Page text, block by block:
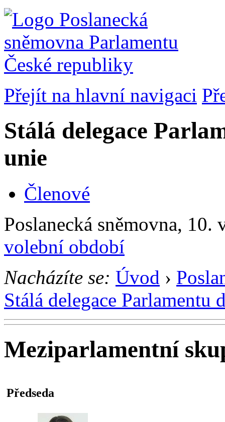
Přejít na hlavní navigaci
Stálá delegace
unie
Členové
Poslanecká sněmovna,
volební období
Nacházíte se: Úvod ›
Stálá delegace
Meziparlamentní
Předseda